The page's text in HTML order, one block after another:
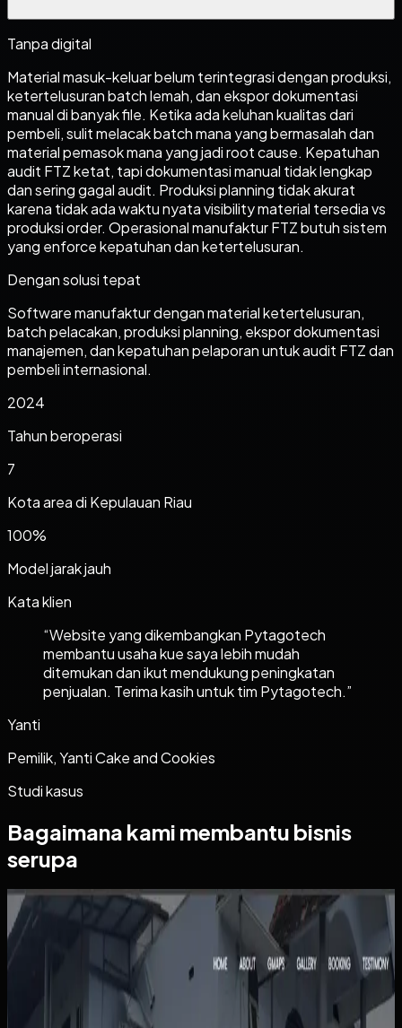
Tanpa digital
Material masuk-keluar belum terintegrasi dengan produksi,
ketertelusuran batch lemah, dan ekspor dokumentasi
manual di banyak file. Ketika ada keluhan kualitas dari
pembeli, sulit melacak batch mana yang bermasalah dan
material pemasok mana yang jadi root cause. Kepatuhan
audit FTZ ketat, tapi dokumentasi manual tidak lengkap
dan sering gagal audit. Produksi planning tidak akurat
karena tidak ada waktu nyata visibility material tersedia vs
produksi order. Operasional manufaktur FTZ butuh sistem
yang enforce kepatuhan dan ketertelusuran.
Dengan solusi tepat
Software manufaktur dengan material ketertelusuran,
batch pelacakan, produksi planning, ekspor dokumentasi
manajemen, dan kepatuhan pelaporan untuk audit FTZ dan
pembeli internasional.
2024
Tahun beroperasi
7
Kota area di Kepulauan Riau
100%
Model jarak jauh
Kata klien
“Website yang dikembangkan Pytagotech
membantu usaha kue saya lebih mudah
ditemukan dan ikut mendukung peningkatan
penjualan. Terima kasih untuk tim Pytagotech.”
Yanti
Pemilik, Yanti Cake and Cookies
Studi kasus
Bagaimana kami membantu bisnis
serupa
Kos Bu Ham
Kos Bu Ham
Sebelumnya